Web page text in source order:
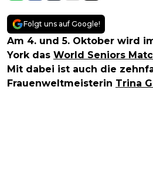
Folgt uns auf Google!
Am 4. und 5. Oktober wird
York das World Seniors
Mit dabei ist auch die
Frauenweltmeisterin Trina